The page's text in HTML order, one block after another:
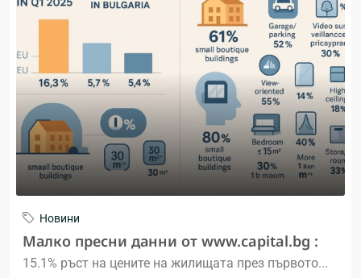
Новини
Малко пресни данни от www.capital.bg :
15.1% ръст на цените на жилищата през първото...